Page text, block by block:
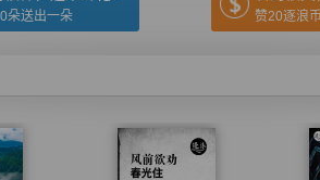
0朵送出一朵 赞20逐浪